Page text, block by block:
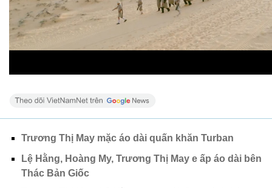
Trương Thị May mặc áo dài quấn khăn Turban
Lệ Hằng, Hoàng My, Trương Thị May e ấp áo dài bên
Thác Bản Giốc